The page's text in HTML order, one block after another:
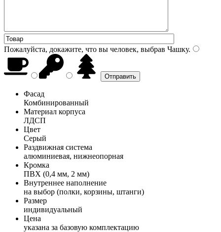
Пожалуйста, докажите, что вы человек, выбрав Чашку.
Фасад
Комбинированный
Материал корпуса
ЛДСП
Цвет
Серый
Раздвижная система
алюминиевая, нижнеопорная
Кромка
ПВХ (0,4 мм, 2 мм)
Внутреннее наполнение
на выбор (полки, корзины, штанги)
Размер
индивидуальный
Цена
указана за базовую комплектацию